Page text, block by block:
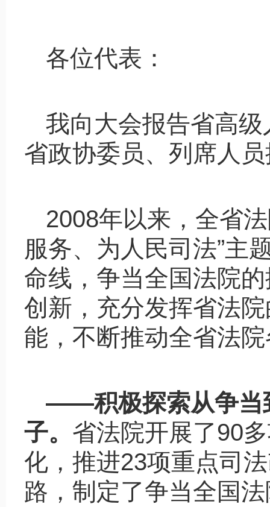
各位代表：
我向大会报告省高
省政协委员、列席人
2008年以来，全省
服务、为人民司法”主
命线，争当全国法院
创新，充分发挥省法
能，不断推动全省法
——积极探索从争
子。 省法院开展了90
化，推进23项重点司
路，制定了争当全国